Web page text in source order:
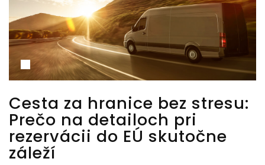
Cesta za hranice bez stresu:
Prečo na detailoch pri
rezervácii do EÚ skutočne
záleží